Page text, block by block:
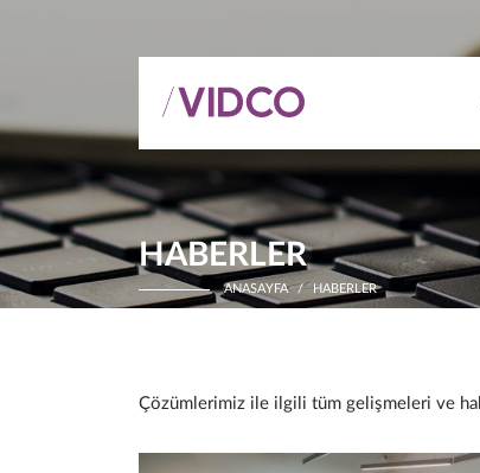
HABERLER
ANASAYFA HABERLER
Çözümlerimiz ile ilgili tüm gelişmeleri ve